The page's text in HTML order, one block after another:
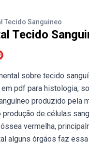
Tecido Sanguineo
Tecido
sobre tecido
pdf para histologia,
produzido pela
de células
vermelha,
alguns órgãos faz essa